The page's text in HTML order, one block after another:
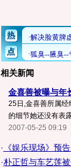
相关新闻
金喜善被曝与年
25日,金喜善所属经
的细节她还没有表
2007-05-25 09:19
· 《娱乐现场》预
·朴正哲与车艺莲